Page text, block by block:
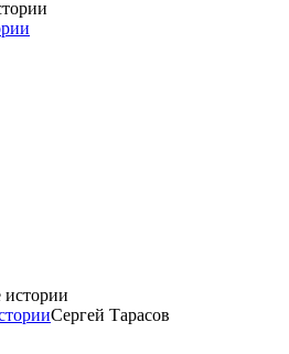
Сергей Тарасов